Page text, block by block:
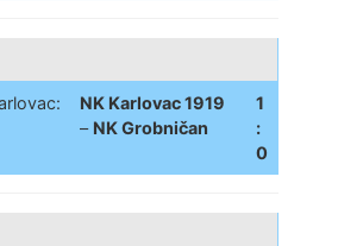
NK Karlovac 1919
– NK Grobničan
1
:
0